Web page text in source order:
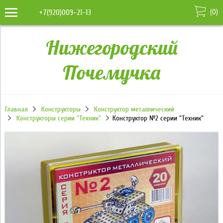
+7(920)009-21-13 (0)
Нижегородский
Почемучка
Главная Конструкторы
Конструктор металлический
Конструкторы серии "Техник"
Конструктор №2 серии "Техник"